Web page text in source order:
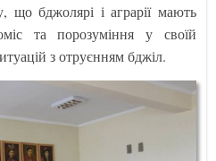
що бджолярі і аграрії мають
та порозуміння у своїй
з отруєнням бджіл.